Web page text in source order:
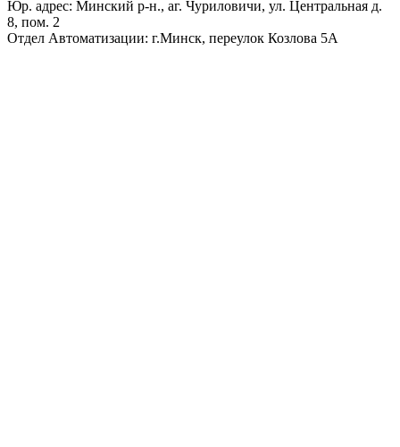
Юр. адрес: Минский р-н., аг. Чуриловичи, ул. Центральная д.
8, пом. 2
Отдел Автоматизации: г.Минск, переулок Козлова 5А